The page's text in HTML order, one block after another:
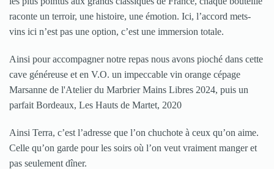
raconte un terroir, une histoire, une émotion. Ici, l’accord mets-
vins ici n’est pas une option, c’est une immersion totale.
Ainsi pour accompagner notre repas nous avons pioché dans cette
cave généreuse et en V.O. un impeccable vin orange cépage
Marsanne de l'Atelier du Marbrier Mains Libres 2024, puis un
parfait Bordeaux, Les Hauts de Martet, 2020
Ainsi Terra, c’est l’adresse que l’on chuchote à ceux qu’on aime.
Celle qu’on garde pour les soirs où l’on veut vraiment manger et
pas seulement dîner.